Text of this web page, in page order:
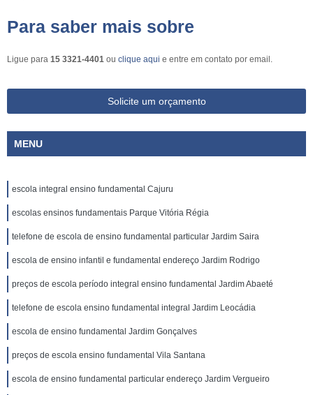
Para saber mais sobre
Ligue para 15 3321-4401 ou clique aqui e entre em contato por email.
Solicite um orçamento
MENU
escola integral ensino fundamental Cajuru
escolas ensinos fundamentais Parque Vitória Régia
telefone de escola de ensino fundamental particular Jardim Saira
escola de ensino infantil e fundamental endereço Jardim Rodrigo
preços de escola período integral ensino fundamental Jardim Abaeté
telefone de escola ensino fundamental integral Jardim Leocádia
escola de ensino fundamental Jardim Gonçalves
preços de escola ensino fundamental Vila Santana
escola de ensino fundamental particular endereço Jardim Vergueiro